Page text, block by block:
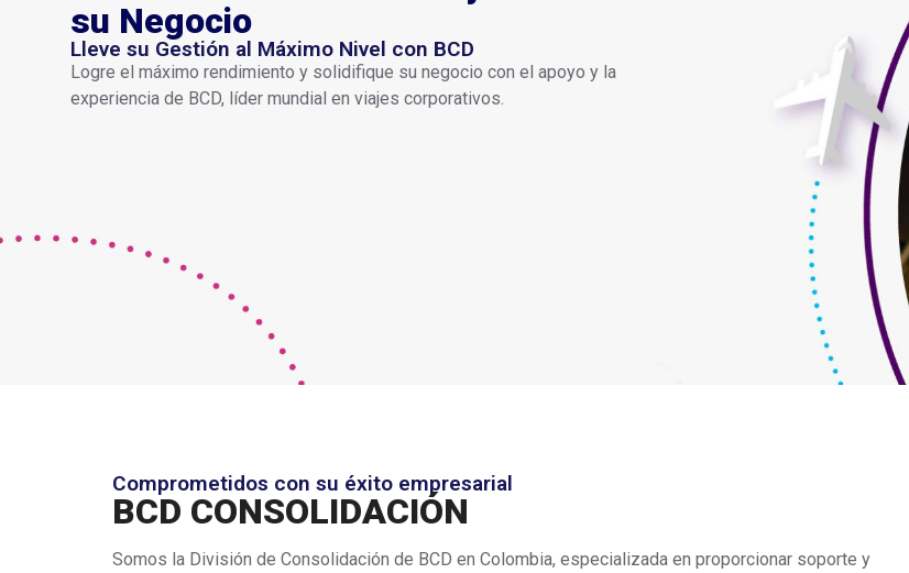
su Negocio
Lleve su Gestión al Máximo Nivel con BCD
Logre el máximo rendimiento y solidifique su negocio con el apoyo y la
experiencia de BCD, líder mundial en viajes corporativos.
Comprometidos con su éxito empresarial
BCD CONSOLIDACIÓN
Somos la División de Consolidación de BCD en Colombia, especializada en proporcionar soporte y